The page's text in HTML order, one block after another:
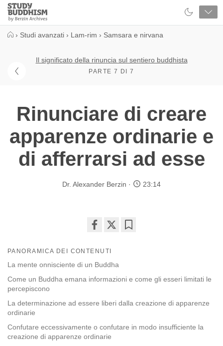
Close
Study
Buddhism
› Studi avanzati › Lam-rim › Samsara e nirvana
Il significato della rinuncia sul sentiero buddhista
PARTE 7 DI 7
Rinunciare di creare
apparenze ordinarie e
di afferrarsi ad esse
Dr. Alexander Berzin 23:14
on
facebook
PANORAMICA DEI CONTENUTI
La mente onnisciente di un Buddha
Come un Buddha emana informazioni e come gli esseri limitati le
percepiscono
La determinazione ad essere liberi dalla creazione di apparenze
ordinarie
Confutare eccessivamente o confutare in modo insufficiente la
creazione di apparenze ordinarie